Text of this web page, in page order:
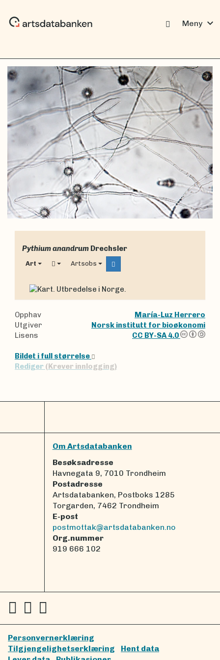
Meny expand_more
Pythium anandrum Drechsler
Art Artsobs
Opphav
María-Luz Herrero
Utgiver
Norsk institutt for bioøkonomi
Lisens
CC BY-SA 4.0
Bildet i full størrelse
Rediger (Krever innlogging)
Om Artsdatabanken
Besøksadresse
Havnegata 9, 7010 Trondheim
Postadresse
Artsdatabanken, Postboks 1285
Torgarden, 7462 Trondheim
E-post
postmottak@artsdatabanken.no
Org.nummer
919 666 102
Personvernerklæring
Tilgjengelighetserklæring
Hent data